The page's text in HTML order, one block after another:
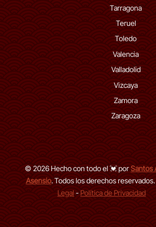
Tarragona
Teruel
Toledo
Valencia
Valladolid
Vizcaya
Zamora
Zaragoza
© 2026 Hecho con todo el 💓 porSantos
Asensio. Todos los derechos
Legal - Política de Privacidad